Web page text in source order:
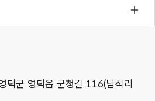
덕군 영덕읍 군청길 116(남석리